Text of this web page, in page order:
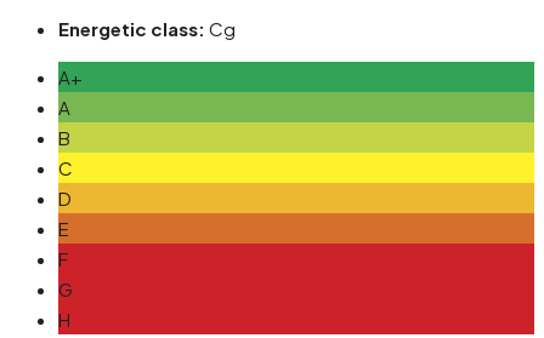
Energetic class: Cg
A+
A
B
C
D
E
F
G
H